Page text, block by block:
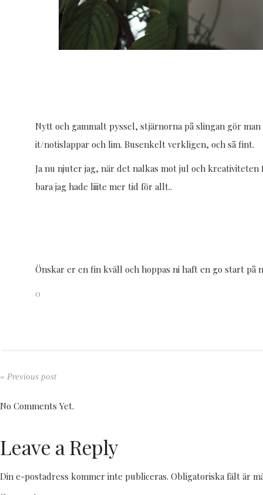
Nytt och gammalt pyssel, stjärnorna på slingan gör
it/notislappar och lim. Busenkelt verkligen, och så fint.
Ja nu njuter jag, när det nalkas mot jul och kreativiteten
bara jag hade liiite mer tid för allt..
Önskar er en fin kväll och hoppas ni haft en go start på
0
« Previous post
No Comments Yet.
Leave a Reply
Din e-postadress kommer inte publiceras. Obligatoriska fält är